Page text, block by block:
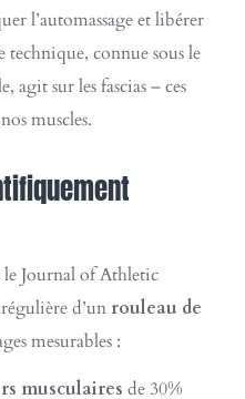
l’automassage et libérer
technique, connue sous le
agit sur les fascias – ces
muscles.
le Journal of Athletic
d’un rouleau de
mesurables :
musculaires de 30%